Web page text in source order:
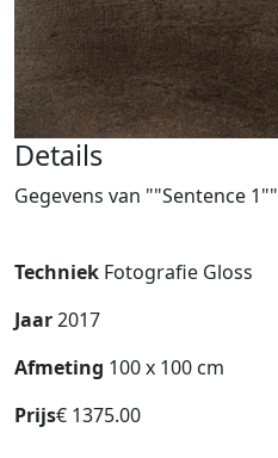
Details
Gegevens van ""Sentence 1""
Techniek Fotografie Gloss
Jaar2017
Afmeting 100 x 100 cm
Prijs€ 1375.00